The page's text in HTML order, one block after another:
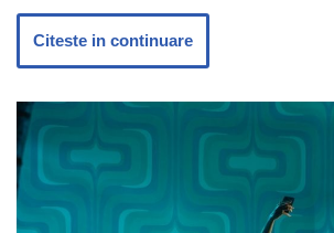
Citeste in continuare